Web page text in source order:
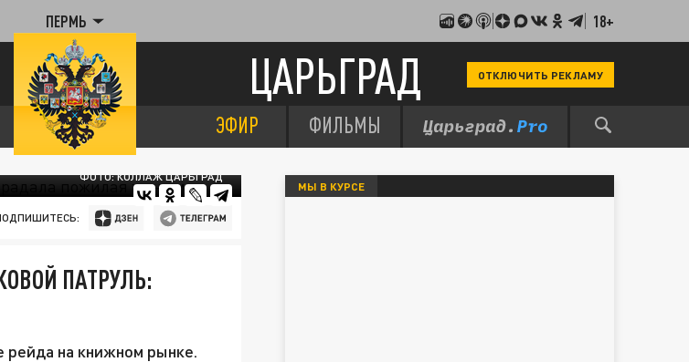
ПЕРМЬ 18+
ЦАРЬГРАД ОТКЛЮЧИТЬ РЕКЛАМУ
ЭФИР ФИЛЬМЫ
ФОТО: КОЛЛАЖ ЦАРЬГРАД
ПАТРУЛЬ:
на книжном рынке.
МЫ В КУРСЕ